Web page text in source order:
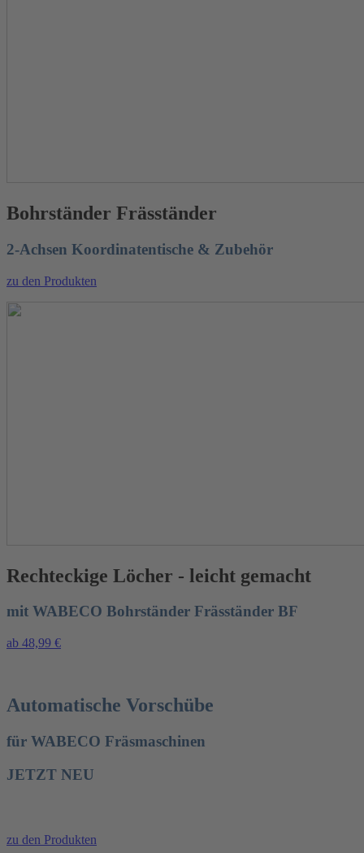
Bohrständer Fräsständer
2-Achsen Koordinatentische & Zubehör
zu den Produkten
Rechteckige Löcher - leicht gemacht
mit WABECO Bohrständer Fräsständer BF
ab 48,99 €
Automatische Vorschübe
für WABECO Fräsmaschinen
JETZT NEU
zu den Produkten